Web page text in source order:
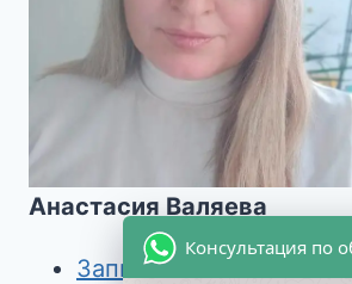
Анастасия Валяева
Записаться на урок
Консультация по